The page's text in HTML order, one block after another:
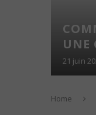
UNE
21 juin
Home